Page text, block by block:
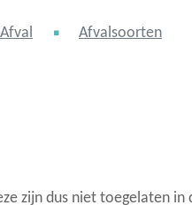
Afval Afvalsoorten
zijn dus niet toegelaten